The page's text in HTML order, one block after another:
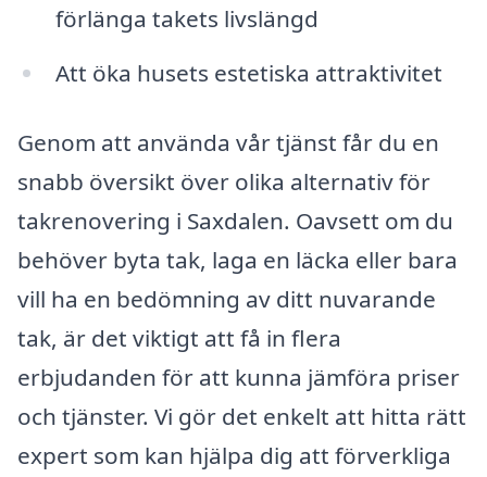
förlänga takets livslängd
Att öka husets estetiska attraktivitet
Genom att använda vår tjänst får du en
snabb översikt över olika alternativ för
takrenovering i Saxdalen. Oavsett om du
behöver byta tak, laga en läcka eller bara
vill ha en bedömning av ditt nuvarande
tak, är det viktigt att få in flera
erbjudanden för att kunna jämföra priser
och tjänster. Vi gör det enkelt att hitta rätt
expert som kan hjälpa dig att förverkliga